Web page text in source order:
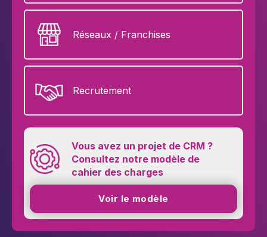
Réseaux / Franchises
Recrutement
Vous avez un projet de CRM ?
Consultez notre modèle de
cahier des charges
Voir le modèle